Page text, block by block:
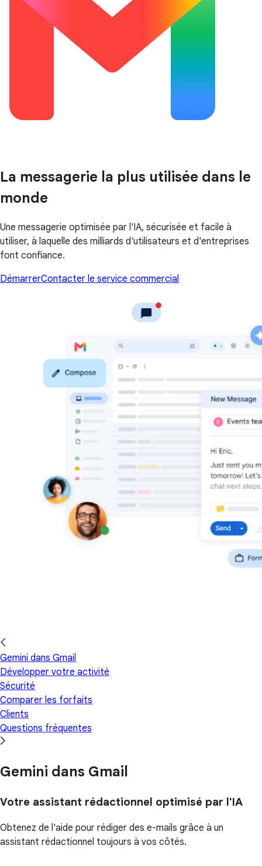
La messagerie la plus utilisée dans le
monde
Une messagerie optimisée par l'IA, sécurisée et facile à
utiliser, à laquelle des milliards d'utilisateurs et d'entreprises
font confiance.
DémarrerContacter le service commercial
Gemini dans Gmail
Développer votre activité
Sécurité
Comparer les forfaits
Clients
Questions fréquentes
Gemini dans Gmail
Votre assistant rédactionnel optimisé par l'IA
Obtenez de l'aide pour rédiger des e-mails grâce à un
assistant rédactionnel toujours à vos côtés.